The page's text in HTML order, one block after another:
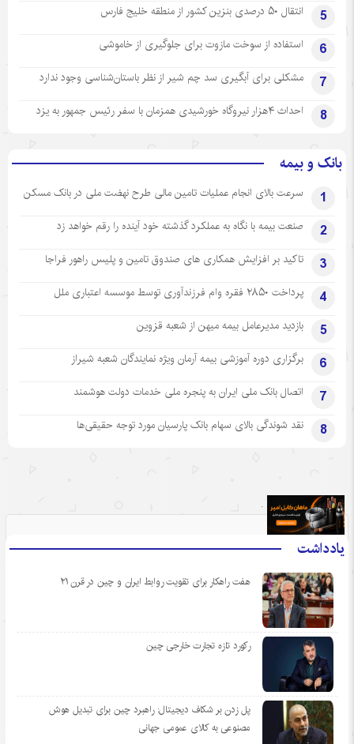
5 انتقال ۵۰ درصدی بنزین کشور از منطقه خلیج فارس
6 استفاده از سوخت مازوت برای جلوگیری از خاموشی
7 مشکلی برای آبگیری سد چم شیر از نظر باستان‌شناسی وجود ندارد
8 احداث ۴هزار نیروگاه خورشیدی همزمان با سفر رئیس جمهور به یزد
بانک و بیمه
1 سرعت بالای انجام عملیات تامین مالی طرح نهضت ملی در بانک مسکن
2 صنعت بیمه با نگاه به عملکرد گذشته خود آینده را رقم خواهد زد
3 تاکید بر افزایش همکاری های صندوق تامین و پلیس راهور فراجا
4 پرداخت ۲۸۵۰ فقره وام فرزندآوری توسط موسسه اعتباری ملل
5 بازدید مدیرعامل بیمه میهن از شعبه قزوین
6 برگزاری دوره آموزشی بیمه آرمان ویژه نمایندگان شعبه شیراز
7 اتصال بانک ملی ایران به پنجره ملی خدمات دولت هوشمند
8 نقد شوندگی بالای سهام بانک پارسیان مورد توجه حقیقی‌ها
یادداشت
هفت راهکار برای تقویت روابط ایران و چین در قرن ۲۱
رکورد تازه تجارت خارجی چین
پل زدن بر شکاف دیجیتال: راهبرد چین برای تبدیل هوش
مصنوعی به کالای عمومی جهانی
.